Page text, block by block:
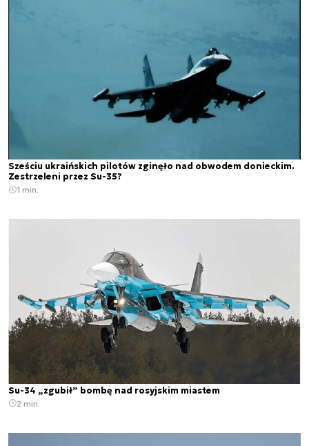
Sześciu ukraińskich pilotów zginęło nad obwodem donieckim.
Zestrzeleni przez Su-35?
1 min.
Su-34 „zgubił” bombę nad rosyjskim miastem
2 min.